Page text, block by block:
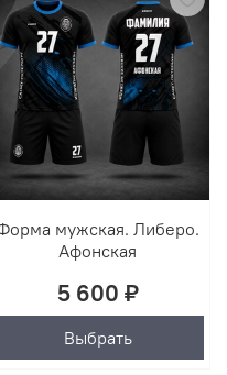
мужская. Либеро.
Афонская
5 600 ₽
Выбрать